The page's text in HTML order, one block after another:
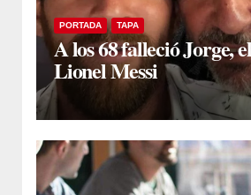
PORTADA TAPA
A los 68 falleció Jorge,
Lionel Messi